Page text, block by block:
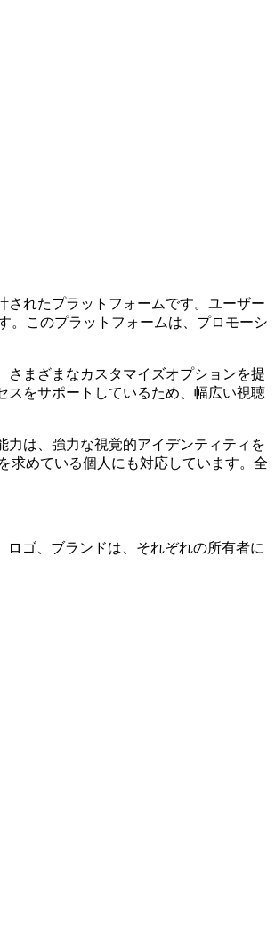
されたプラットフォームです。ユーザー
。このプラットフォームは、プロモーシ
さまざまなカスタマイズオプションを提
スをサポートしているため、幅広い視聴
力は、強力な視覚的アイデンティティを
求めている個人にも対応しています。全
ロゴ、ブランドは、それぞれの所有者に